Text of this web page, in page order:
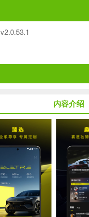
v2.0.53.1
内容介绍